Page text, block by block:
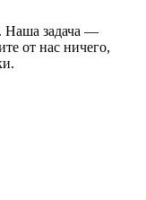
Наша задача —
от нас ничего,